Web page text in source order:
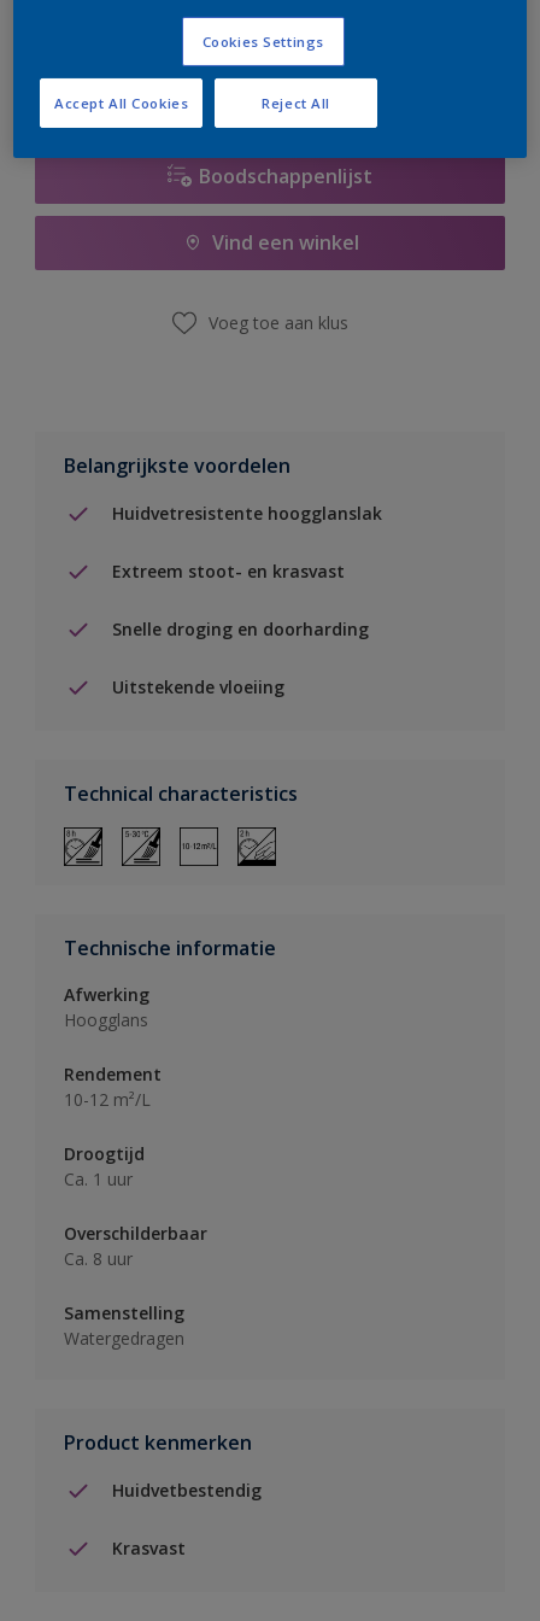
er hard aan om de voorraad aan te vullen.
Boodschappenlijst
Vind een winkel
Voeg toe aan klus
Belangrijkste voordelen
Huidvetresistente hoogglanslak
Extreem stoot- en krasvast
Snelle droging en doorharding
Uitstekende vloeiing
Technical characteristics
Technische informatie
Afwerking
Hoogglans
Rendement
10-12 m²/L
Droogtijd
Ca. 1 uur
Overschilderbaar
Ca. 8 uur
Samenstelling
Watergedragen
Product kenmerken
Huidvetbestendig
Krasvast
Cookies Settings
Reject All
Accept All Cookies